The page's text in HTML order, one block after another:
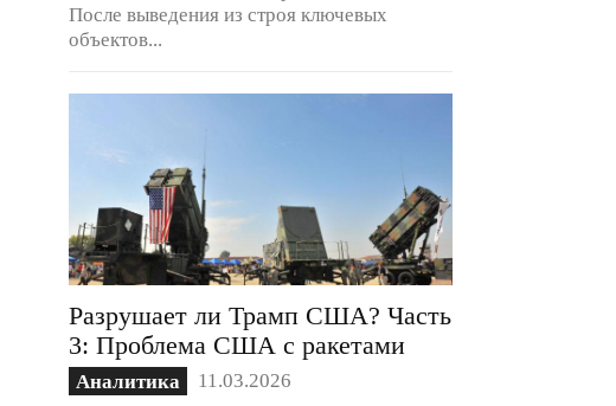
После выведения из строя ключевых
объектов...
Разрушает ли Трамп США? Часть
3: Проблема США с ракетами
Аналитика 11.03.2026